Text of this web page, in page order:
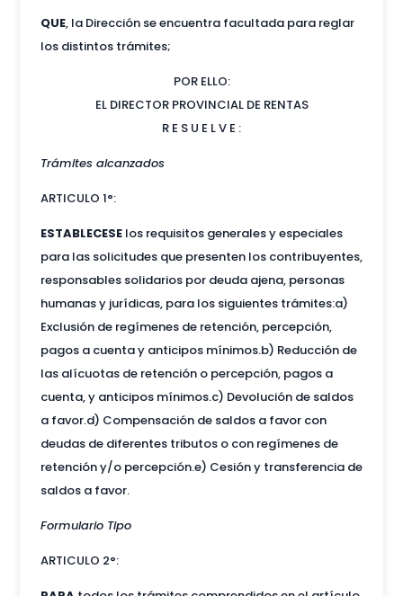
QUE, la Dirección se encuentra facultada para reglar
los distintos trámites;
POR ELLO:
EL DIRECTOR PROVINCIAL DE RENTAS
R E S U E L V E :
Trámites alcanzados
ARTICULO 1°:
ESTABLECESElos requisitos generales y especiales
para las solicitudes que presenten los contribuyentes,
responsables solidarios por deuda ajena, personas
humanas y jurídicas, para los siguientes trámites:a)
Exclusión de regímenes de retención, percepción,
pagos a cuenta y anticipos mínimos.b) Reducción de
las alícuotas de retención o percepción, pagos a
cuenta, y anticipos mínimos.c) Devolución de saldos
a favor.d) Compensación de saldos a favor con
deudas de diferentes tributos o con regímenes de
retención y/o percepción.e) Cesión y transferencia de
saldos a favor.
Formulario Tipo
ARTICULO 2°: